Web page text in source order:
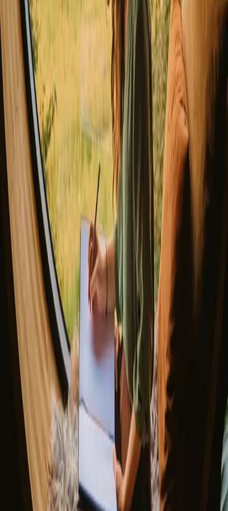
Sommerferie idéer 2026
Romantisk ophold for 2
Miniferie i Danmark
Nytår 2026 ophold
Tips til getaways
Glamping med børn
Unikke vinter ophold 2026
Unikke overnatninger med hund
Udforsk forskellige naturophold
Glamping
Yurt
Glamping med spa
Glamping med vildmarksbad
Trætop overnatning
Tiny house i Danmark
Hvor skal du hen?
▼
Danmark
Jylland
Fyn og øerne
Sjælland
Bornholm
Samsø
Norge
Sverige
Opdag Campanyon
Kundecenter
Bålfortællinger
Eventyrfortællinger
Har du et unikt opholdssted?
Henvis en vært
Afbestillingspolitik
Lad os inspirere dig med de mest unikke getaways
Fornavn
E-mail
Tilmeld dig
Ved tilmelding accepterer du, at vi må sende dig inspiration og
guider. Du kan altid afmelde dig. Læs vores
privatlivspolitik
Download vores app til både værter og gæster!